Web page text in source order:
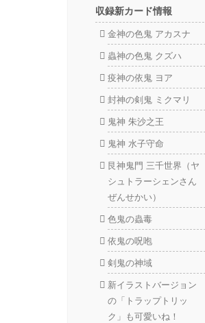
収録新カード情報
金神の色鬼 アカスナ
蟲神の色鬼 クズハ
疫神の依鬼 ヨア
封神の剣鬼 ミクマリ
鬼神 朱沙之王
鬼神 水子守命
艮神鬼門 三千世界（ヤ
シュトラーシェンさん
ぜんせかい）
色鬼の蟲毒
依鬼の呪咆
剣鬼の神域
新イラストバージョン
の「トラップトリッ
ク」も可愛いね！